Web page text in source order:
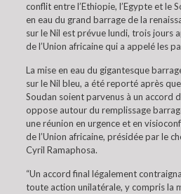
conflit entre l’Ethiopie, l’Egypte et le
en eau du grand barrage de la
sur le Nil est prévue lundi, trois jours
de l’Union africaine qui a appelé les
La mise en eau du gigantesque
sur le Nil bleu, a été reporté après
Soudan soient parvenus à un accord
oppose autour du remplissage
une réunion en urgence et en
de l’Union africaine, présidée par le
Cyril Ramaphosa.
“Un accord final légalement
toute action unilatérale, y compris la